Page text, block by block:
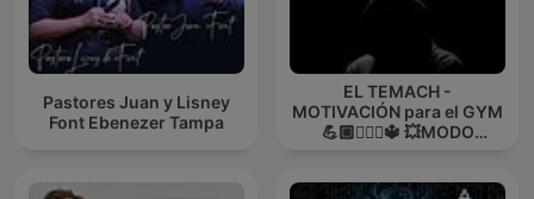
Pastores Juan y Lisney
Font Ebenezer Tampa
EL TEMACH -
MOTIVACIÓN para el GYM
💪🏼🏋🏻‍♀🔱 💥MODO